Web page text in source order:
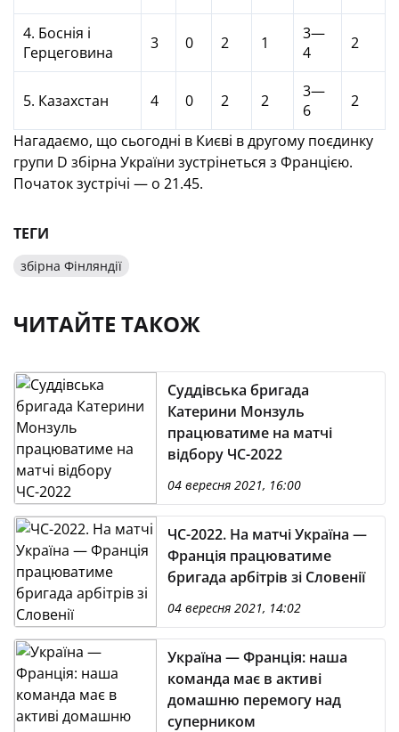
4. Боснія і
Герцеговина
3 0 2 1
3—
4
2
5. Казахстан 4 0 2 2
3—
6
2
Нагадаємо, що сьогодні в Києві в другому поєдинку
групи D збірна України зустрінеться з Францією.
Початок зустрічі — о 21.45.
ТЕГИ
збірна Фінляндії
ЧИТАЙТЕ ТАКОЖ
Суддівська бригада
Катерини Монзуль
працюватиме на матчі
відбору ЧС-2022
04 вересня 2021, 16:00
ЧС-2022. На матчі Україна —
Франція працюватиме
бригада арбітрів зі Словенії
04 вересня 2021, 14:02
Україна — Франція: наша
команда має в активі
домашню перемогу над
суперником